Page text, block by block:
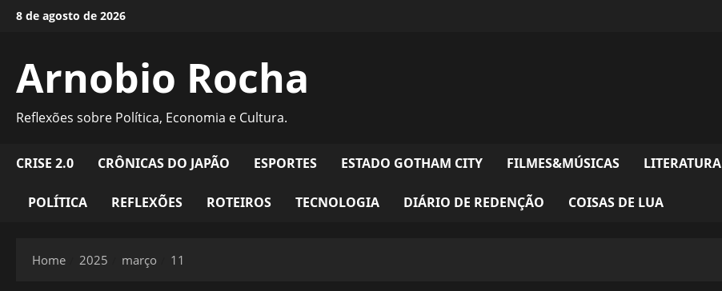
Skip8 de agosto de 2026
Arnobio Rocha
Reflexões sobre Política, Economia e Cultura.
CRISE 2.0 CRÔNICAS DO JAPÃO ESPORTES ESTADO GOTHAM CITY FILMES&MÚSICAS LITERATURA
POLÍTICA REFLEXÕES ROTEIROS TECNOLOGIA DIÁRIO DE REDENÇÃO COISAS DE LUA
Home 2025 março 11